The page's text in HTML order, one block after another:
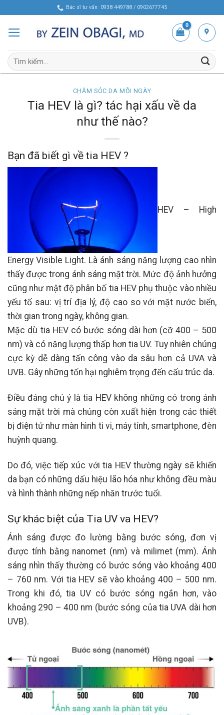
content
Bác sĩ tư vấn: 0938 449788 / 0902677745
Tìm
kiếm:
CHĂM SÓC DA MỖI NGÀY
Tia HEV là gì? tác hại xấu về da
như thế nào?
Bạn đã biết gì về tia HEV ?
HEV – High
Energy Visible Light. Là ánh sáng năng lượng cao nhìn
thấy được trong ánh sáng mặt trời. Mức độ ảnh hưởng
cũng như mật độ phân bố tia HEV phụ thuộc vào nhiều
yếu tố sau: vị trí địa lý, độ cao so với mặt nước biển,
thời gian trong ngày, không gian.
Mặc dù tia HEV có bước sóng dài hơn (cỡ 400 – 500
nm) và có năng lượng thấp hơn tia UV. Tuy nhiên chúng
cực kỳ dễ dàng tấn công vào da sâu hơn cả UVA và
UVB. Gây những tổn hại nghiêm trọng đến cấu trúc da.
Điều đáng chú ý là tia HEV không những có trong ánh
sáng mặt trời mà chúng còn xuất hiện trong các thiết
bị điện tử như màn hình ti vi, máy tính, smartphone, đèn
huỳnh quang.
Do đó, việc tiếp xúc với tia HEV thường ngày sẽ khiến
da bạn có những dấu hiệu lão hóa như không đều màu
và hình thành những nếp nhăn trước tuổi.
Sự khác biệt của Tia UV va HEV?
Ánh sáng được đo lường bằng bước sóng, đơn vị
được tính bằng nanomet (nm) và milimet (mm). Ánh
sáng nhìn thấy thường có bước sóng vào khoảng 400
– 760 nm. Với tia HEV sẽ vào khoảng 400 – 500 nm.
Trong khi đó, tia UV có bước sóng ngắn hơn, vào
khoảng 290 – 400 nm (bước sóng của tia UVA dài hơn
UVB).